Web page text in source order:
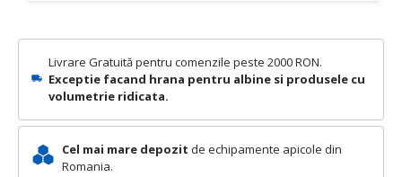
Livrare Gratuită pentru comenzile peste 2000 RON.
Exceptie facand hrana pentru albine si produsele cu
volumetrie ridicata.
Cel mai mare depozit de echipamente apicole din
Romania.